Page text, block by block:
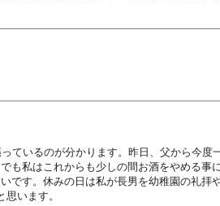
ているのが分かります。昨日、父から今度
も私はこれからも少しの間お酒をやめる事
です。休みの日は私が長男を幼稚園の礼拝
います。